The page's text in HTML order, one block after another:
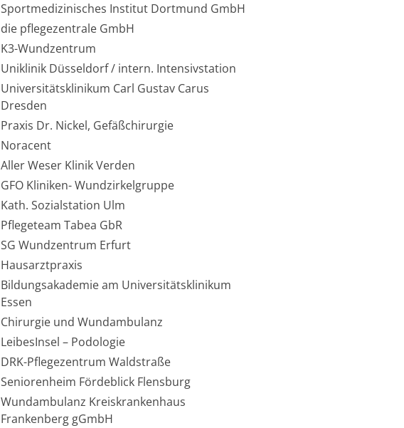
Sportmedizinisches Institut Dortmund GmbH
die pflegezentrale GmbH
K3-Wundzentrum
Uniklinik Düsseldorf / intern. Intensivstation
Universitätsklinikum Carl Gustav Carus
Dresden
Praxis Dr. Nickel, Gefäßchirurgie
Noracent
Aller Weser Klinik Verden
GFO Kliniken- Wundzirkelgruppe
Kath. Sozialstation Ulm
Pflegeteam Tabea GbR
SG Wundzentrum Erfurt
Hausarztpraxis
Bildungsakademie am Universitätsklinikum
Essen
Chirurgie und Wundambulanz
LeibesInsel – Podologie
DRK-Pflegezentrum Waldstraße
Seniorenheim Fördeblick Flensburg
Wundambulanz Kreiskrankenhaus
Frankenberg gGmbH